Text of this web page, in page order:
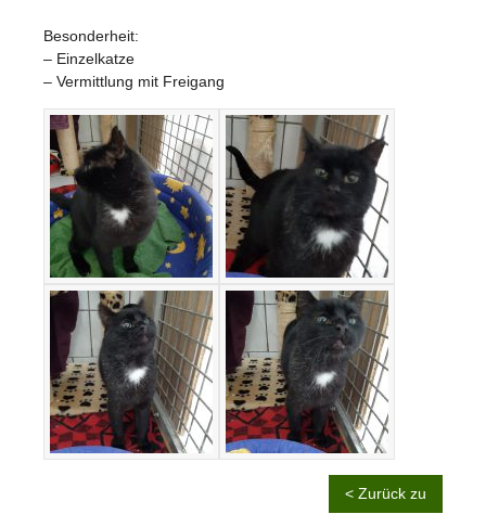
Besonderheit:
– Einzelkatze
– Vermittlung mit Freigang
< Zurück zu